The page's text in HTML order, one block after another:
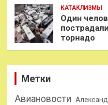
КАТАКЛИЗМЫ
Один
торнадо
Метки
Авиановости